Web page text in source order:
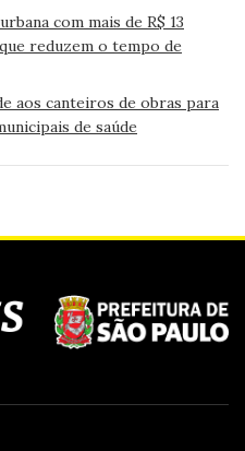
com mais de R$ 13
reduzem o tempo de
aos canteiros de obras para
de saúde